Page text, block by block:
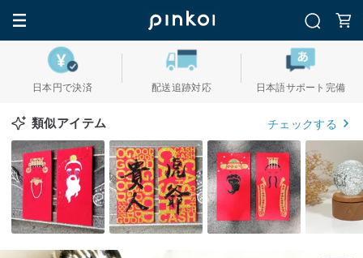
日本円で決済 配送追跡対応 日本語サポート完備
類似アイテム チェックする